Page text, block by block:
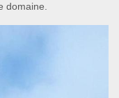
domaine.